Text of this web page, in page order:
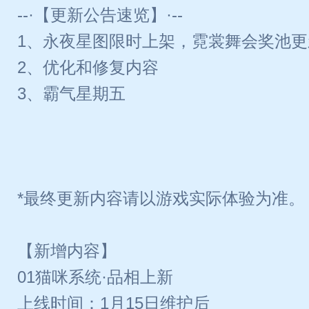
--·【更新公告速览】·--
1、永夜星图限时上架，霓裳舞会奖池
2、优化和修复内容
3、霸气星期五
*最终更新内容请以游戏实际体验为准。
【新增内容】
01猫咪系统·品相上新
上线时间：1月15日维护后